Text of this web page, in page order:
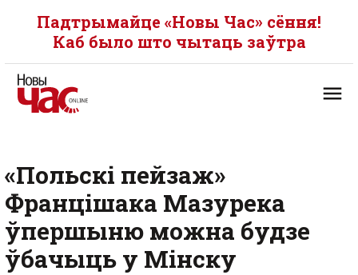
Падтрымайце «Новы Час» сёння!
Каб было што чытаць заўтра
«Польскі пейзаж»
Францішака Мазурека
ўпершыню можна будзе
ўбачыць у Мінску